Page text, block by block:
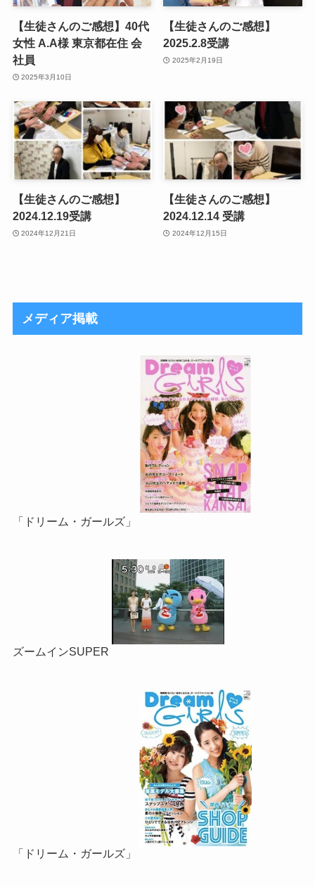
【生徒さんのご感想】40代
女性 A.A様 東京都在住 会
社員
2025年3月10日
【生徒さんのご感想】
2025.2.8受講
2025年2月19日
【生徒さんのご感想】
2024.12.19受講
2024年12月21日
【生徒さんのご感想】
2024.12.14 受講
2024年12月15日
メディア掲載
「ドリーム・ガールズ」
ズームインSUPER
「ドリーム・ガールズ」